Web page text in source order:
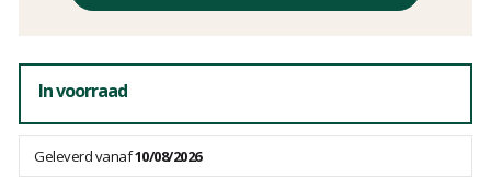
In voorraad
Geleverd vanaf10/08/2026